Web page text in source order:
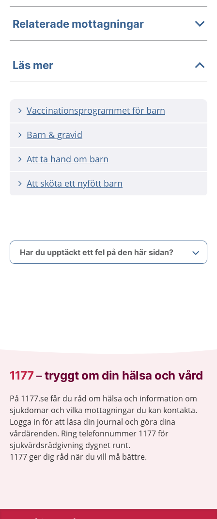
Relaterade mottagningar
Läs mer
Vaccinationsprogrammet för barn
Barn & gravid
Att ta hand om barn
Att sköta ett nyfött barn
Har du upptäckt ett fel på den här sidan?
1177–tryggt om din hälsa och vård
På 1177.se får du råd om hälsa och information om
sjukdomar och vilka mottagningar du kan kontakta.
Logga in för att läsa din journal och göra dina
vårdärenden. Ring telefonnummer 1177 för
sjukvårdsrådgivning dygnet runt.
1177 ger dig råd när du vill må bättre.